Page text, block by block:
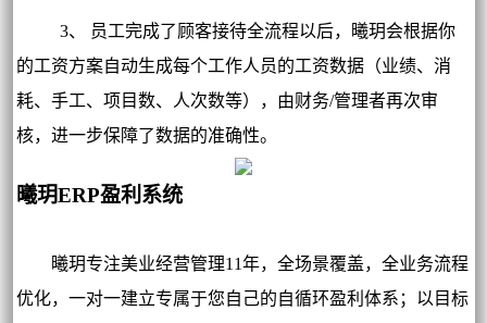
3、 员工完成了顾客接待全流程以后，曦玥会根据你
的工资方案自动生成每个工作人员的工资数据（业绩、消
耗、手工、项目数、人次数等），由财务/管理者再次审
核，进一步保障了数据的准确性。
曦玥ERP盈利系统
曦玥专注美业经营管理11年，全场景覆盖，全业务流程
优化，一对一建立专属于您自己的自循环盈利体系；以目标